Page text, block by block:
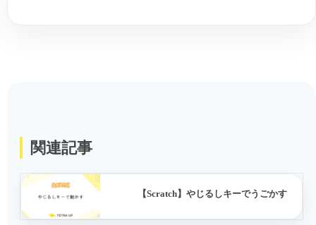
関連記事
【Scratch】やじるしキーでうごかす